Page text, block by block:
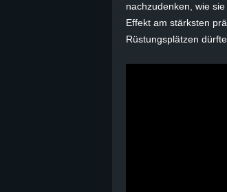
g
nachzudenken, wie
Effekt am stärksten
Rüstungsplätzen